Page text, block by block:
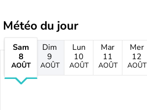
Météo du jour
Sam
8
AOÛT
Dim
9
AOÛT
Lun
10
AOÛT
Mar
11
AOÛT
Mer
12
AOÛT